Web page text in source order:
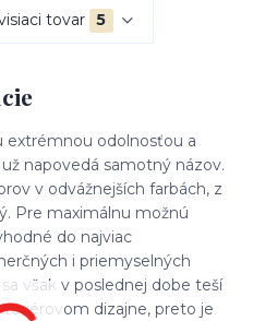
tovar 5
extrémnou odolnosťou a
napovedá samotný názov.
v odvážnejších farbách, z
Pre maximálnu možnú
do najviac
i priemyselných
však v poslednej dobe teší
dizajne, preto je